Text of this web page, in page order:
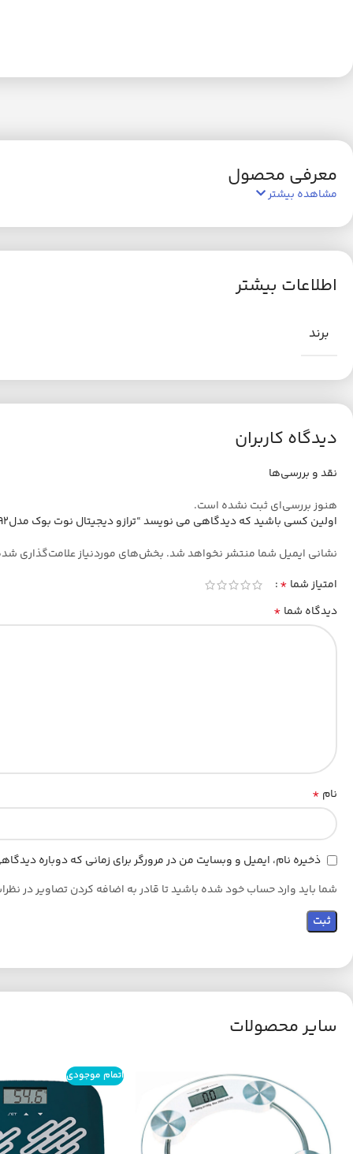
معرفی محصول
مشاهده بیشتر
اطلاعات بیشتر
برند
دیدگاه کاربران
نقد و بررسی‌ها
هنوز بررسی‌ای ثبت نشده است.
اولین کسی باشید که دیدگاهی می نویسد “ترازو دیجیتال نوت بوک مدل14192-33”
نشانی ایمیل شما منتشر نخواهد شد. بخش‌های موردنیاز علامت‌گذاری
امتیاز شما *
دیدگاه شما *
نام *
ذخیره نام، ایمیل و وبسایت من در مرورگر برای زمانی که دوباره
شما باید وارد حساب خود شده باشید تا قادر به اضافه کردن تصاویر در
سایر محصولات
اتمام موجودی